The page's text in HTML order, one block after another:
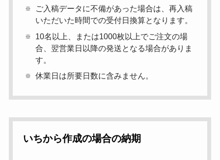
ご入稿データに不備があった場合は、再入稿
いただいた時間での受付日換算となります。
10名以上、または1000枚以上でご注文の場
合、翌営業日以降の発送となる場合がありま
す。
休業日は所要日数に含みません。
いちから作成の場合の納期